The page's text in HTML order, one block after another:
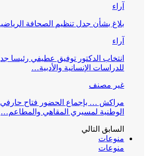
آراء
بلاغ بشأن جدل تنظيم الصحافة
آراء
انتخاب الدكتور توفيق عطيفي رئيسا
للدراسات الإنسانية والأدبية…
غير مصنف
مراكش … بإجماع الحضور فتاح حارفي
الوطنية لمسيري المقاهي والمطاعم…
السابق التالي
منوعات
منوعات